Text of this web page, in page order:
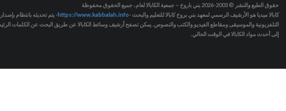
حقوق الطبع والنشر © 2003-2026
بني باروخ – جمعية الكابالا لعام، جميع الحقوق محفوظة
كابالا ميديا هو الأرشيف الرسمي لمعهد بني بروخ كابالا للتعليم والبحث -https://www.kabbalah.info- يتم تحديثه بانتظام
التلفزيونية والموسيقى ومقاطع الفيديو والكتب والنصوص. يمكن تصفح أرشيف وسائط الكابالا عن طريق البحث عن الكلمات
إلى أحدث مواد الكابالا في الوقت الحالي.